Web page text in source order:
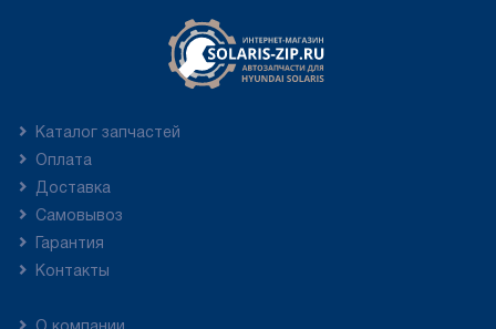
Каталог запчастей
Оплата
Доставка
Самовывоз
Гарантия
Контакты
О компании